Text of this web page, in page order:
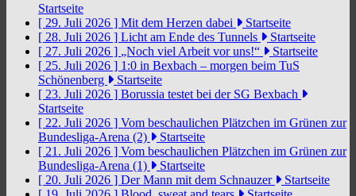
Startseite
[ 29. Juli 2026 ] Mit dem Herzen dabei
Startseite
[ 28. Juli 2026 ] Licht am Ende des Tunnels
Startseite
[ 27. Juli 2026 ] „Noch viel Arbeit vor uns!“
Startseite
[ 25. Juli 2026 ] 1:0 in Bexbach – morgen beim TuS
Schönenberg
Startseite
[ 23. Juli 2026 ] Borussia testet bei der SG Bexbach
Startseite
[ 22. Juli 2026 ] Vom beschaulichen Plätzchen im Grünen zur
Bundesliga-Arena (2)
Startseite
[ 21. Juli 2026 ] Vom beschaulichen Plätzchen im Grünen zur
Bundesliga-Arena (1)
Startseite
[ 20. Juli 2026 ] Der Mann mit dem Schnauzer
Startseite